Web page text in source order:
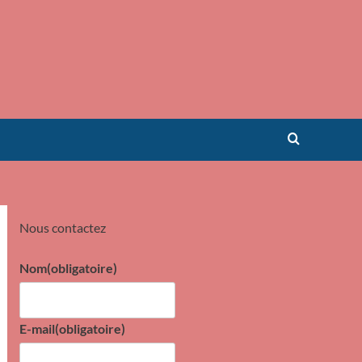
Nous contactez
Nom(obligatoire)
E-mail(obligatoire)